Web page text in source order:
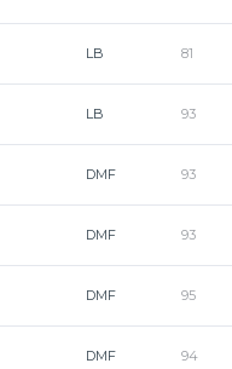
LB 81
LB 93
DMF 93
DMF 93
DMF 95
DMF 94